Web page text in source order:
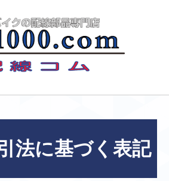
法に基づく表記